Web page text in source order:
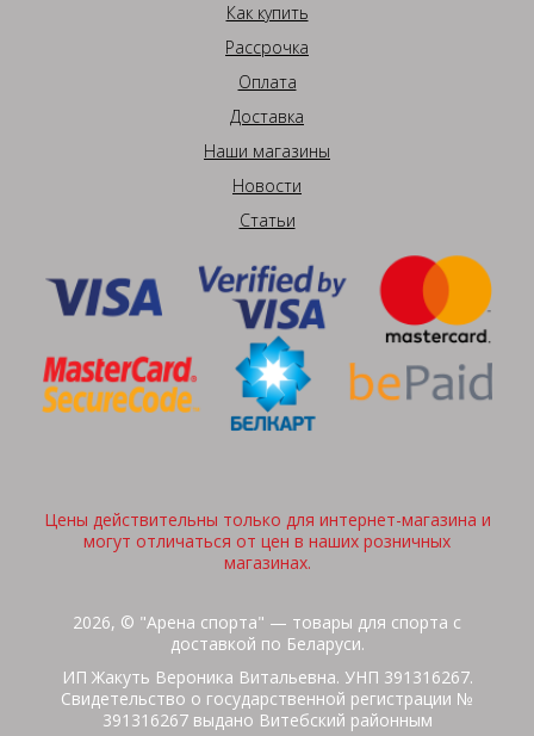
Как купить
Рассрочка
Оплата
Доставка
Наши магазины
Новости
Статьи
Цены действительны только для интернет-магазина и
могут отличаться от цен в наших розничных
магазинах.
2026, © "Арена спорта" — товары для спорта с
доставкой по Беларуси.
ИП Жакуть Вероника Витальевна. УНП 391316267.
Свидетельство о государственной регистрации №
391316267 выдано Витебский районным